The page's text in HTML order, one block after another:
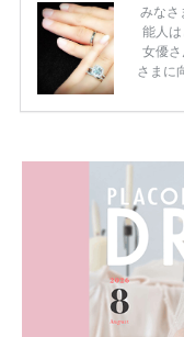
みなさ
能人
女優
さまに
ーウィ
推定価
説し
高い